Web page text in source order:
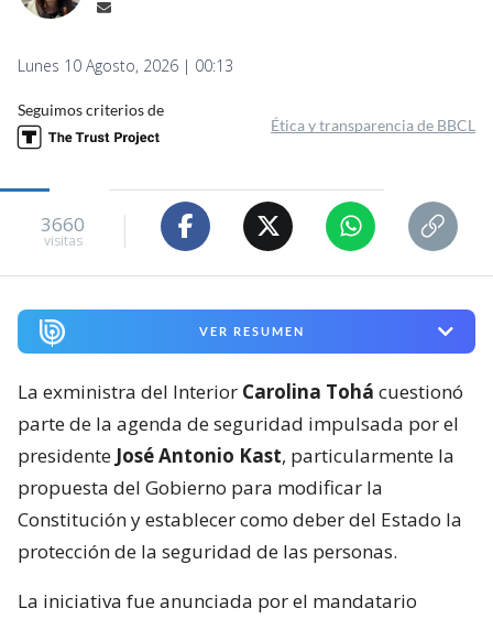
Lunes 10 Agosto, 2026 | 00:13
Seguimos criterios de
Ética y transparencia de BBCL
3660
visitas
VER RESUMEN
La exministra del Interior Carolina Tohá cuestionó
parte de la agenda de seguridad impulsada por el
presidente José Antonio Kast, particularmente la
propuesta del Gobierno para modificar la
Constitución y establecer como deber del Estado la
protección de la seguridad de las personas.
La iniciativa fue anunciada por el mandatario